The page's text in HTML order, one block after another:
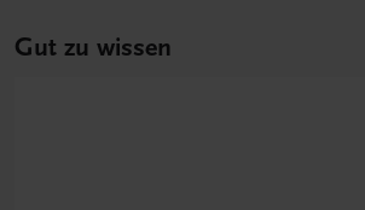
Gut zu wissen